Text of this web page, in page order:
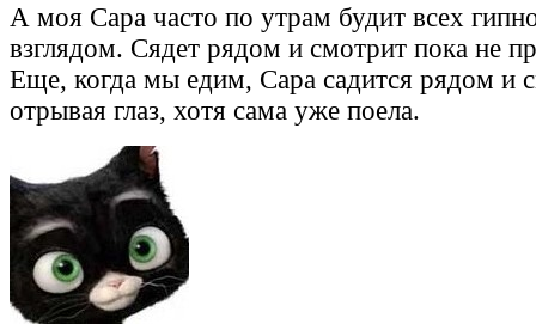
А моя Сара часто по утрам будит всех
взглядом. Сядет рядом и смотрит пока не
Еще, когда мы едим, Сара садится рядом и
отрывая глаз, хотя сама уже поела.